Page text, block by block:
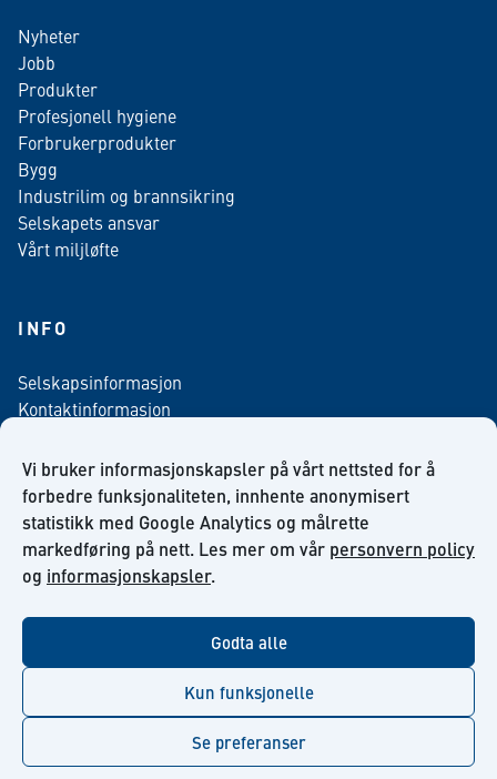
Vi bruker informasjonskapsler på vårt nettsted for å
forbedre funksjonaliteten, innhente anonymisert
statistikk med Google Analytics og målrette
markedføring på nett. Les mer om vår personvern policy
og informasjonskapsler.
Godta alle
Kun funksjonelle
Se preferanser
Nyheter
Jobb
Produkter
Profesjonell hygiene
Forbrukerprodukter
Bygg
Industrilim og brannsikring
Selskapets ansvar
Vårt miljløfte
INFO
Selskapsinformasjon
Kontaktinformasjon
Salgsbetingelser
Nyhetsbrev påmelding